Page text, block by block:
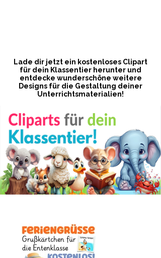
Lade dir jetzt ein kostenloses Clipart
für dein Klassentier herunter und
entdecke wunderschöne weitere
Designs für die Gestaltung deiner
Unterrichtsmaterialien!